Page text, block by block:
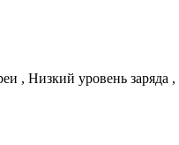
, Низкий уровень